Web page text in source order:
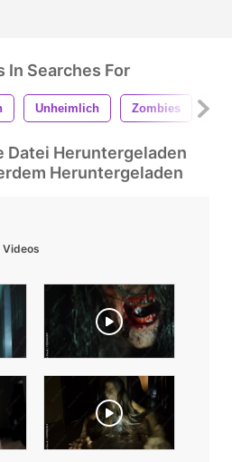
In Searches For
Unheimlich Zombies
Datei Heruntergeladen
Heruntergeladen